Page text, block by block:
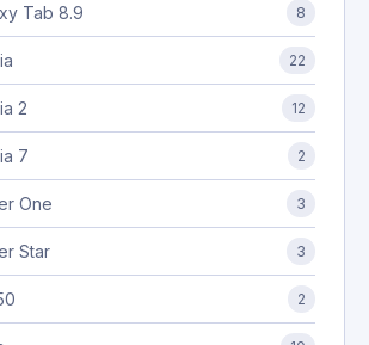
Tab 8.9 8
22
2 12
7 2
One 3
Star 3
2